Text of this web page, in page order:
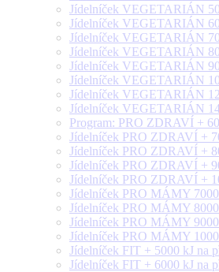
Jídelníček VEGETARIÁN
Jídelníček VEGETARIÁN
Jídelníček VEGETARIÁN
Jídelníček VEGETARIÁN
Jídelníček VEGETARIÁN
Jídelníček VEGETARIÁN
Jídelníček VEGETARIÁN
Jídelníček VEGETARIÁN
Program: PRO ZDRAVÍ +
Jídelníček PRO ZDRAVÍ +
Jídelníček PRO ZDRAVÍ +
Jídelníček PRO ZDRAVÍ +
Jídelníček PRO ZDRAVÍ +
Jídelníček PRO MÁMY
Jídelníček PRO MÁMY
Jídelníček PRO MÁMY
Jídelníček PRO MÁMY
Jídelníček FIT + 5000 kJ na
Jídelníček FIT + 6000 kJ na